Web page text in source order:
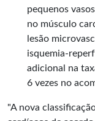
pequenos
no músculo
lesão
isquemia-
adicional na
6 vezes no
"A nova